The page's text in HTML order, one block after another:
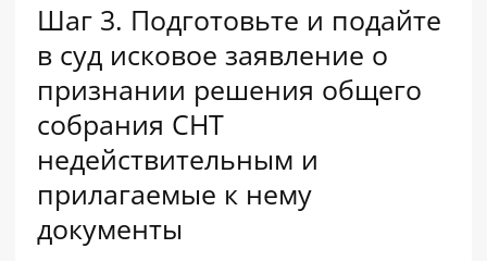
Шаг 3. Подготовьте и подайте
в суд исковое заявление о
признании решения общего
собрания СНТ
недействительным и
прилагаемые к нему
документы